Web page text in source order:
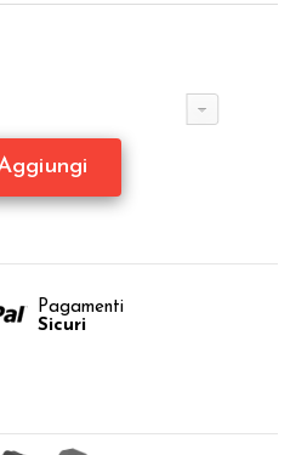
Pagamenti
Sicuri